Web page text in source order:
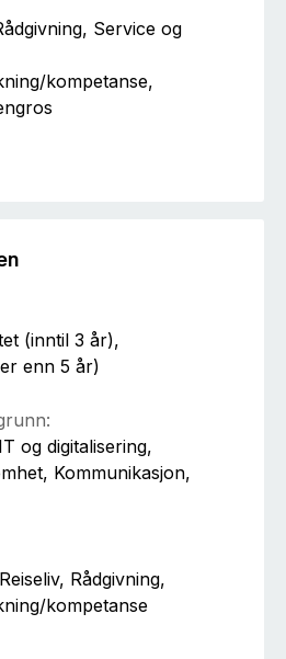
Service og
kompetanse,
(inntil 3 år),
enn 5 år)
og digitalisering,
Kommunikasjon,
Rådgivning,
kompetanse